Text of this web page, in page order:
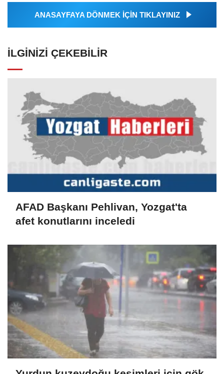
ANASAYFAYA DÖNMEK İÇİN TIKLAYINIZ
İLGINIZI ÇEKEBILIR
AFAD Başkanı Pehlivan, Yozgat'ta
afet konutlarını inceledi